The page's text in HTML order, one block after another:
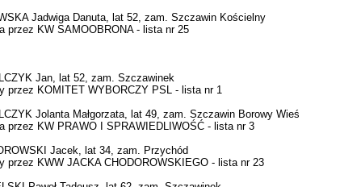
Jadwiga Danuta, lat 52, zam. Szczawin Kościelny
przez KW SAMOOBRONA - lista nr 25
Jan, lat 52, zam. Szczawinek
przez KOMITET WYBORCZY PSL - lista nr 1
Jolanta Małgorzata, lat 49, zam. Szczawin Borowy Wieś
przez KW PRAWO I SPRAWIEDLIWOŚĆ - lista nr 3
Jacek, lat 34, zam. Przychód
przez KWW JACKA CHODOROWSKIEGO - lista nr 23